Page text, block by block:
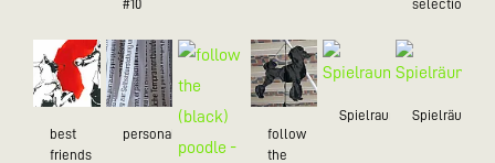
#10
selection
best
friends
personality
follow
the
Spielraum Spielräume